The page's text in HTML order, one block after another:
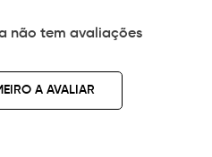
não tem avaliações
A AVALIAR